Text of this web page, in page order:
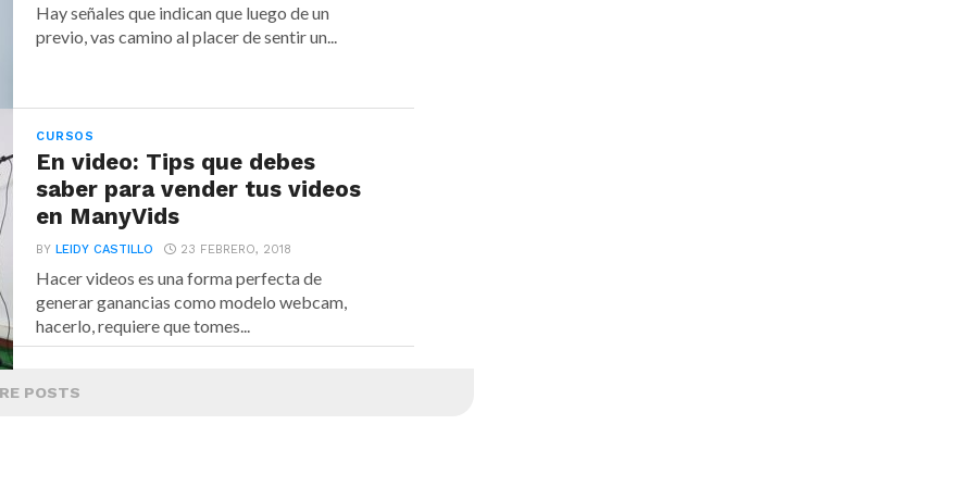
Hay señales que indican que luego de un
previo, vas camino al placer de sentir un...
CURSOS
En video: Tips que debes
saber para vender tus videos
en ManyVids
BYLEIDY CASTILLO 23 FEBRERO, 2018
Hacer videos es una forma perfecta de
generar ganancias como modelo webcam,
hacerlo, requiere que tomes...
POSTS